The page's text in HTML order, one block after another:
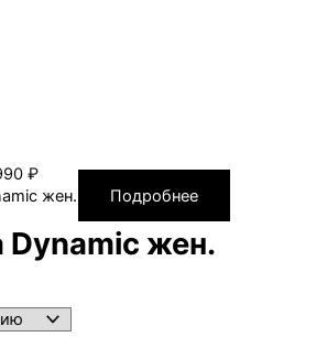
₽Диапазон
цен:
7 794 ₽
–
12 990 ₽
Подробнее
Dynamic жен.